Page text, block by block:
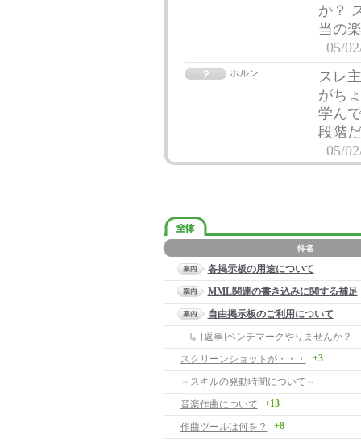
か？
当の
05/
ホルン
スレ
がち
学ん
段階
05/
各掲示板の用途について
MML関連の書き込みに関する補足
自由掲示板のご利用について
[返事]ベンチマークやりませんか？
スクリーンショットが・・・
+3
～スキルの発動時間について～
音楽作曲について
+13
作曲ツールは何を？ +8